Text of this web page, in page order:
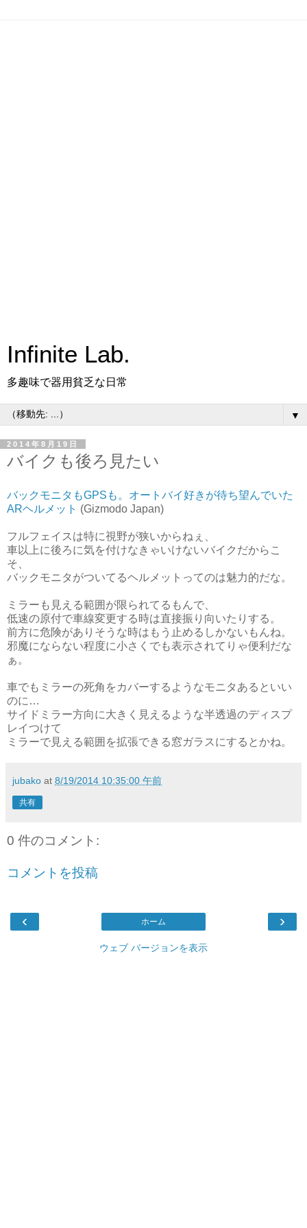
Infinite Lab.
多趣味で器用貧乏な日常
▼
2014年8月19日
バイクも後ろ見たい
バックモニタもGPSも。オートバイ好きが待ち望んでいた
ARヘルメット (Gizmodo Japan)
フルフェイスは特に視野が狭いからねぇ、
車以上に後ろに気を付けなきゃいけないバイクだからこ
そ、
バックモニタがついてるヘルメットってのは魅力的だな。
ミラーも見える範囲が限られてるもんで、
低速の原付で車線変更する時は直接振り向いたりする。
前方に危険がありそうな時はもう止めるしかないもんね。
邪魔にならない程度に小さくでも表示されてりゃ便利だな
ぁ。
車でもミラーの死角をカバーするようなモニタあるといい
のに…
サイドミラー方向に大きく見えるような半透過のディスプ
レイつけて
ミラーで見える範囲を拡張できる窓ガラスにするとかね。
jubako at 8/19/2014 10:35:00 午前
共有
0 件のコメント:
コメントを投稿
‹ ›
ホーム
ウェブ バージョンを表示